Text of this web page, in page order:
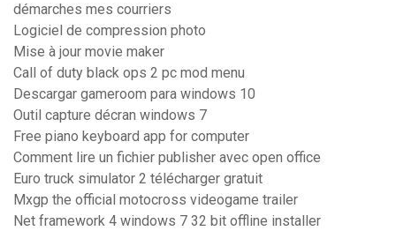
démarches mes courriers
Logiciel de compression photo
Mise à jour movie maker
Call of duty black ops 2 pc mod menu
Descargar gameroom para windows 10
Outil capture décran windows 7
Free piano keyboard app for computer
Comment lire un fichier publisher avec open office
Euro truck simulator 2 télécharger gratuit
Mxgp the official motocross videogame trailer
Net framework 4 windows 7 32 bit offline installer